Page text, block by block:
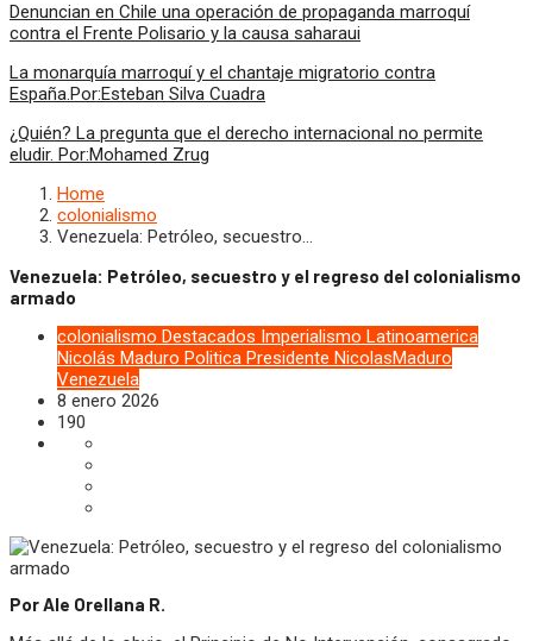
Denuncian en Chile una operación de propaganda marroquí
contra el Frente Polisario y la causa saharaui
La monarquía marroquí y el chantaje migratorio contra
España.Por:Esteban Silva Cuadra
¿Quién? La pregunta que el derecho internacional no permite
eludir. Por:Mohamed Zrug
Home
colonialismo
Venezuela: Petróleo, secuestro…
Venezuela: Petróleo, secuestro y el regreso del colonialismo
armado
colonialismo Destacados Imperialismo Latinoamerica
Nicolás Maduro Politica Presidente NicolasMaduro
Venezuela
8 enero 2026
190
Por Ale Orellana R.